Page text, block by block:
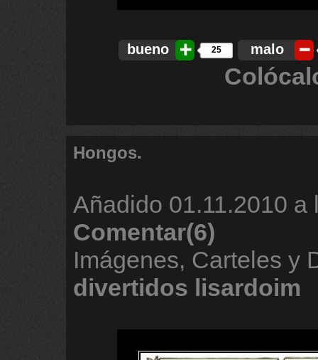
bueno 25 malo
Hongos.
Añadido 01.11.2010 a
Comentar(6)
Imágenes, Carteles y
divertidos lisardoim